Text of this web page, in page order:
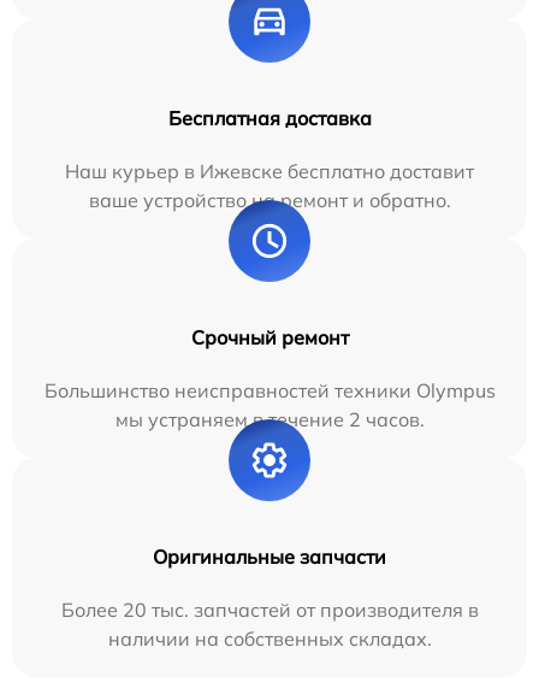
Бесплатная доставка
Наш курьер в Ижевске бесплатно доставит
ваше устройство на ремонт и обратно.
Срочный ремонт
Большинство неисправностей техники Olympus
мы устраняем в течение 2 часов.
Оригинальные запчасти
Более 20 тыс. запчастей от производителя в
наличии на собственных складах.